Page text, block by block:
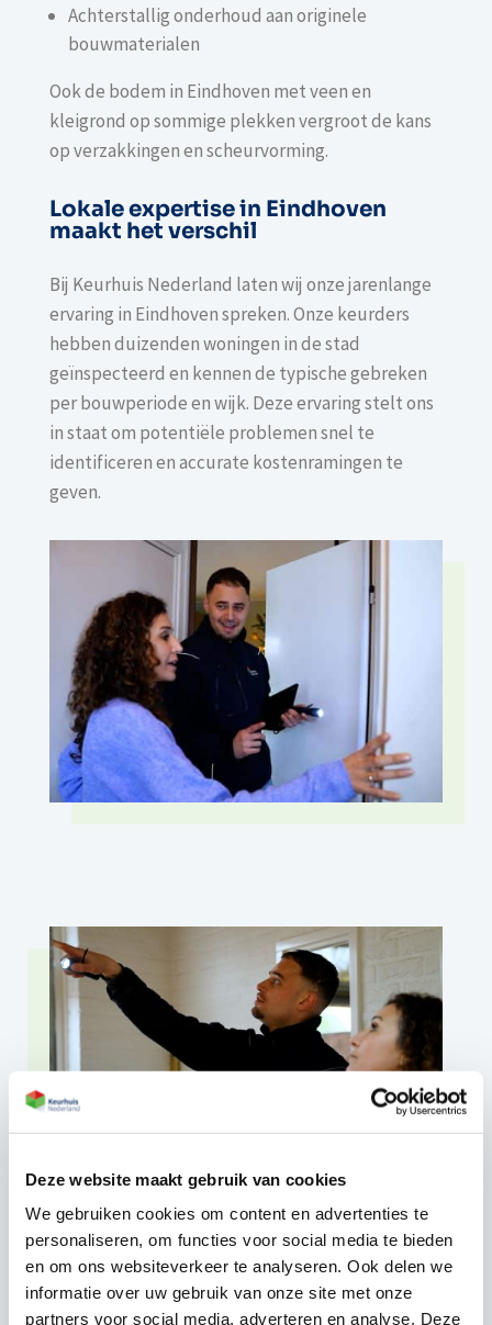
Deze website maakt gebruik van cookies
We gebruiken cookies om content en advertenties te
personaliseren, om functies voor social media te bieden
en om ons websiteverkeer te analyseren. Ook delen we
informatie over uw gebruik van onze site met onze
partners voor social media, adverteren en analyse. Deze
Achterstallig onderhoud aan originele
bouwmaterialen
Ook de bodem in Eindhoven met veen en
kleigrond op sommige plekken vergroot de kans
op verzakkingen en scheurvorming.
Lokale expertise in Eindhoven
maakt het verschil
Bij Keurhuis Nederland laten wij onze jarenlange
ervaring in Eindhoven spreken. Onze keurders
hebben duizenden woningen in de stad
geïnspecteerd en kennen de typische gebreken
per bouwperiode en wijk. Deze ervaring stelt ons
in staat om potentiële problemen snel te
identificeren en accurate kostenramingen te
geven.
Aandachtspunten bij
nieuwbouwwoningen
Zelfs bij moderne woningen of recent